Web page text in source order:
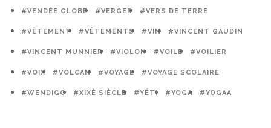
#VENDÉE GLOBE #VERGER #VERS DE TERRE
#VÊTEMENT #VÊTEMENTS #VIN #VINCENT GAUDIN
#VINCENT MUNNIER #VIOLON #VOILE #VOILIER
#VOIX #VOLCAN #VOYAGE #VOYAGE SCOLAIRE
#WENDIGO #XIXÈ SIÈCLE #YÉTI #YOGA #YOGAA